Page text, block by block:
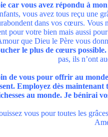
car vous avez répondu à
vous avez tous reçu une
dans vos cœurs.
pour votre bien mais aussi
que Dieu le Père vous
le plus de cœurs possible.
pas, ils n’ont
de vous pour offrir au
Employez dès
au monde. Je bénirai
vous pour toutes les